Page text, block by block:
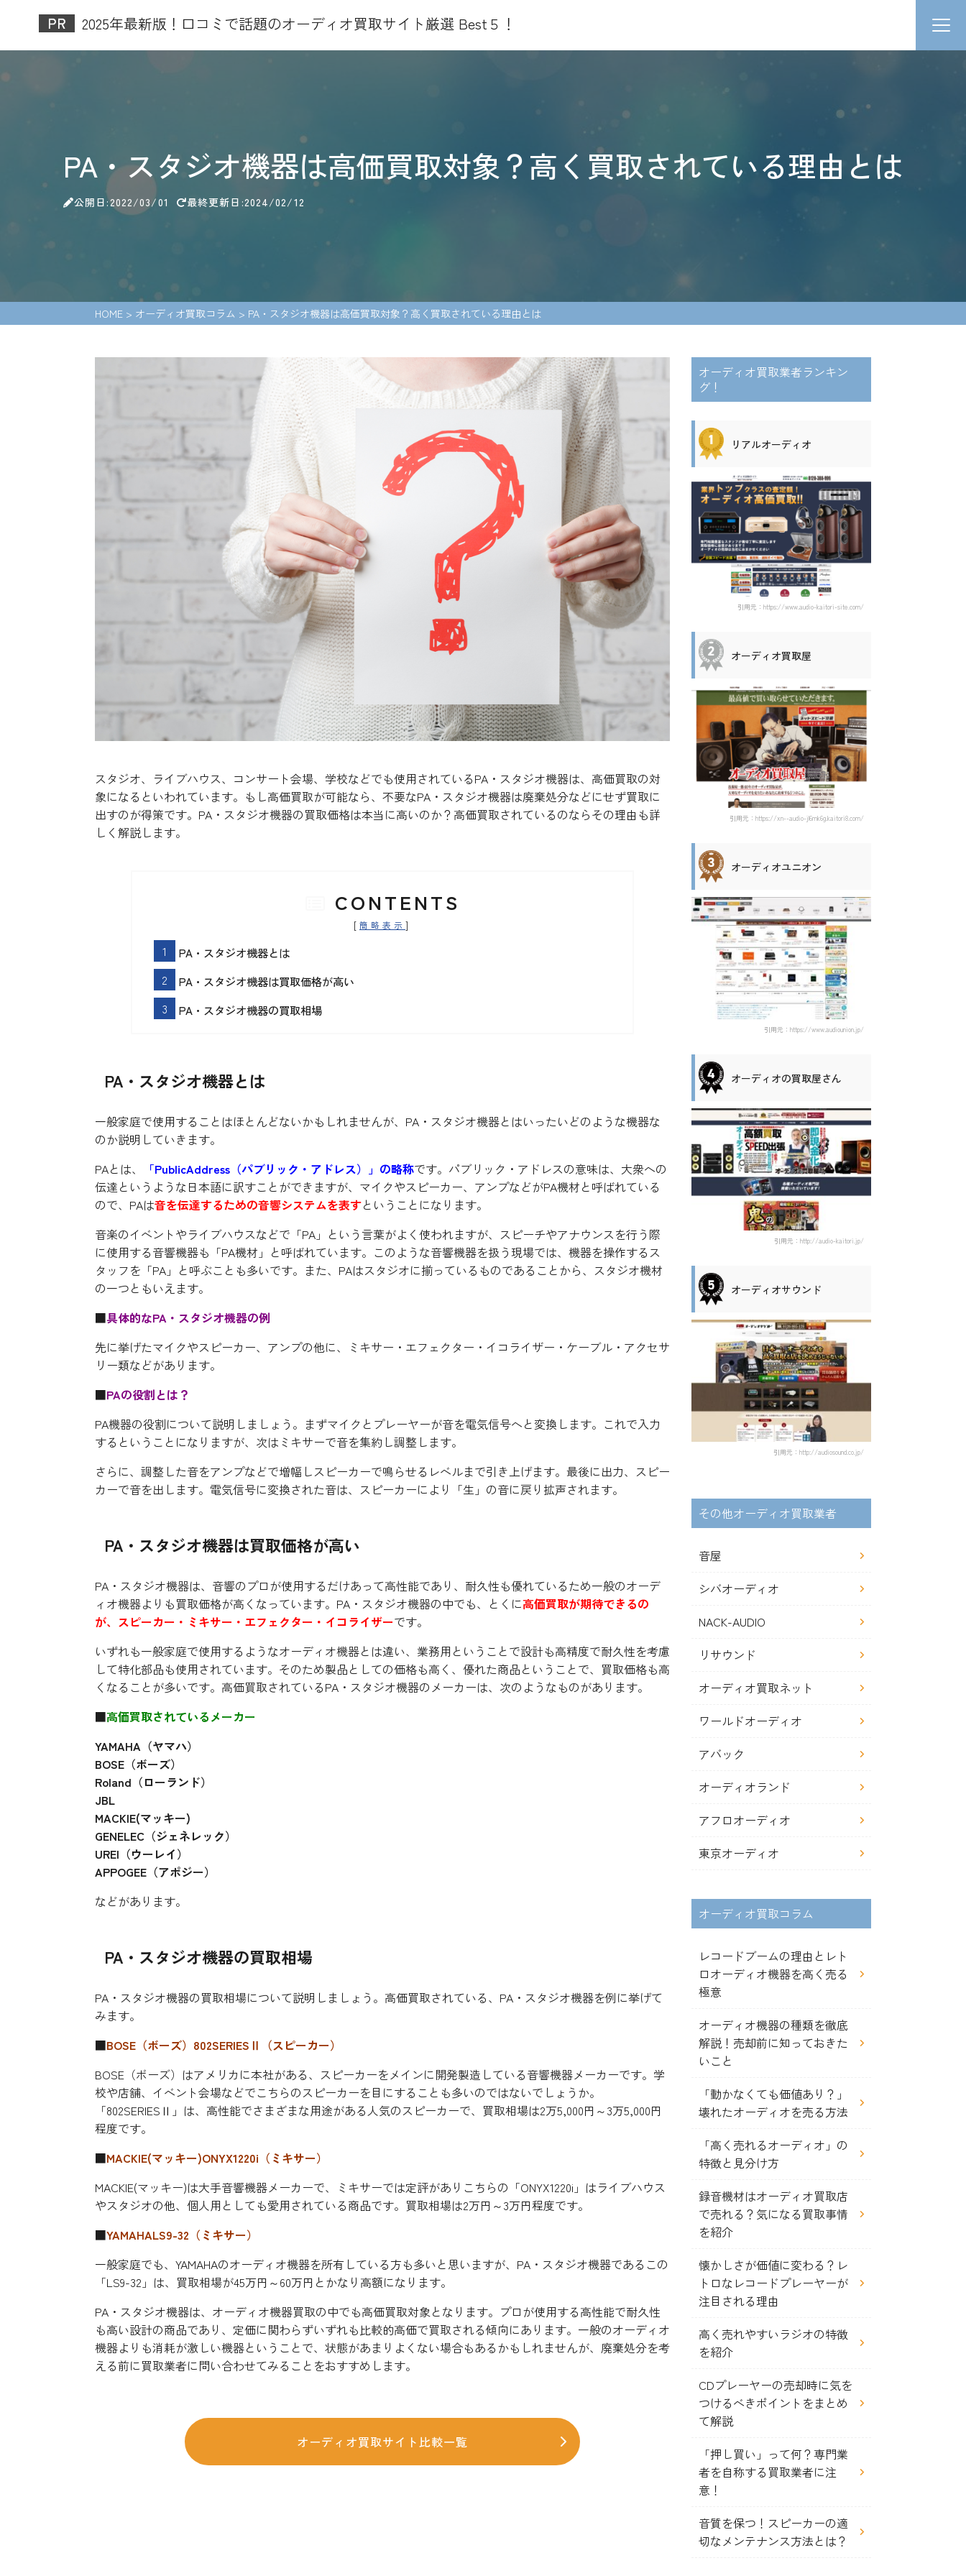
2025年最新版！口コミで話題のオーディオ買取サイト厳選 Best５！
PA・スタジオ機器は高価買取対象？高く買取されている理由とは
公開日:2022/03/01 最終更新日:2024/02/12
HOME > オーディオ買取コラム > PA・スタジオ機器は高価買取対象？高く買取されている理由とは
スタジオ、ライブハウス、コンサート会場、学校などでも使用されているPA・スタジオ機器は、高価買取の対
象になるといわれています。もし高価買取が可能なら、不要なPA・スタジオ機器は廃棄処分などにせず買取に
出すのが得策です。PA・スタジオ機器の買取価格は本当に高いのか？高価買取されているのならその理由も詳
しく解説します。
CONTENTS
[ 簡略表示 ]
PA・スタジオ機器とは
PA・スタジオ機器は買取価格が高い
PA・スタジオ機器の買取相場
PA・スタジオ機器とは
一般家庭で使用することはほとんどないかもしれませんが、PA・スタジオ機器とはいったいどのような機器な
のか説明していきます。
PAとは、
「PublicAddress（パブリック・アドレス）」の略称です。パブリック・アドレスの意味は、大衆への
伝達というような日本語に訳すことができますが、マイクやスピーカー、アンプなどがPA機材と呼ばれている
ので、PAは音を伝達するための音響システムを表すということになります。
音楽のイベントやライブハウスなどで「PA」という言葉がよく使われますが、スピーチやアナウンスを行う際
に使用する音響機器も「PA機材」と呼ばれています。このような音響機器を扱う現場では、機器を操作するス
タッフを「PA」と呼ぶことも多いです。また、PAはスタジオに揃っているものであることから、スタジオ機材
の一つともいえます。
■具体的なPA・スタジオ機器の例
先に挙げたマイクやスピーカー、アンプの他に、ミキサー・エフェクター・イコライザー・ケーブル・アクセサ
リー類などがあります。
■PAの役割とは？
PA機器の役割について説明しましょう。まずマイクとプレーヤーが音を電気信号へと変換します。これで入力
するということになりますが、次はミキサーで音を集約し調整します。
さらに、調整した音をアンプなどで増幅しスピーカーで鳴らせるレベルまで引き上げます。最後に出力、スピー
カーで音を出します。電気信号に変換された音は、スピーカーにより「生」の音に戻り拡声されます。
PA・スタジオ機器は買取価格が高い
PA・スタジオ機器は、音響のプロが使用するだけあって高性能であり、耐久性も優れているため一般のオーデ
ィオ機器よりも買取価格が高くなっています。PA・スタジオ機器の中でも、とくに高価買取が期待できるの
が、スピーカー・ミキサー・エフェクター・イコライザーです。
いずれも一般家庭で使用するようなオーディオ機器とは違い、業務用ということで設計も高精度で耐久性を考慮
して特化部品も使用されています。そのため製品としての価格も高く、優れた商品ということで、買取価格も高
くなることが多いです。高価買取されているPA・スタジオ機器のメーカーは、次のようなものがあります。
■高価買取されているメーカー
YAMAHA（ヤマハ）
BOSE（ボーズ）
Roland（ローランド）
JBL
MACKIE(マッキー)
GENELEC（ジェネレック）
UREI（ウーレイ）
APPOGEE（アポジー）
などがあります。
PA・スタジオ機器の買取相場
PA・スタジオ機器の買取相場について説明しましょう。高価買取されている、PA・スタジオ機器を例に挙げて
みます。
■BOSE（ボーズ）802SERIESⅡ（スピーカー）
BOSE（ボーズ）はアメリカに本社がある、スピーカーをメインに開発製造している音響機器メーカーです。学
校や店舗、イベント会場などでこちらのスピーカーを目にすることも多いのではないでしょうか。
「802SERIESⅡ」は、高性能でさまざまな用途がある人気のスピーカーで、買取相場は2万5,000円～3万5,000円
程度です。
■MACKIE(マッキー)ONYX1220i（ミキサー）
MACKIE(マッキー)は大手音響機器メーカーで、ミキサーでは定評がありこちらの「ONYX1220i」はライブハウス
やスタジオの他、個人用としても愛用されている商品です。買取相場は2万円～3万円程度です。
■YAMAHALS9-32（ミキサー）
一般家庭でも、YAMAHAのオーディオ機器を所有している方も多いと思いますが、PA・スタジオ機器であるこの
「LS9-32」は、買取相場が45万円～60万円とかなり高額になります。
PA・スタジオ機器は、オーディオ機器買取の中でも高価買取対象となります。プロが使用する高性能で耐久性
も高い設計の商品であり、定価に関わらずいずれも比較的高価で買取される傾向にあります。一般のオーディオ
機器よりも消耗が激しい機器ということで、状態があまりよくない場合もあるかもしれませんが、廃棄処分を考
える前に買取業者に問い合わせてみることをおすすめします。
オーディオ買取サイト比較一覧
オーディオ買取業者ランキン
グ！
リアルオーディオ
引用元：https://www.audio-kaitori-site.com/
オーディオ買取屋
引用元：https://xn--audio-jl6mk6g.kaitori8.com/
オーディオユニオン
引用元：https://www.audiounion.jp/
オーディオの買取屋さん
引用元：http://audio-kaitori.jp/
オーディオサウンド
引用元：http://audiosound.co.jp/
その他オーディオ買取業者
音屋
シバオーディオ
NACK-AUDIO
リサウンド
オーディオ買取ネット
ワールドオーディオ
アバック
オーディオランド
アフロオーディオ
東京オーディオ
オーディオ買取コラム
レコードブームの理由とレト
ロオーディオ機器を高く売る
極意
オーディオ機器の種類を徹底
解説！売却前に知っておきた
いこと
「動かなくても価値あり？」
壊れたオーディオを売る方法
「高く売れるオーディオ」の
特徴と見分け方
録音機材はオーディオ買取店
で売れる？気になる買取事情
を紹介
懐かしさが価値に変わる？レ
トロなレコードプレーヤーが
注目される理由
高く売れやすいラジオの特徴
を紹介
CDプレーヤーの売却時に気を
つけるべきポイントをまとめ
て解説
「押し買い」って何？専門業
者を自称する買取業者に注
意！
音質を保つ！スピーカーの適
切なメンテナンス方法とは？